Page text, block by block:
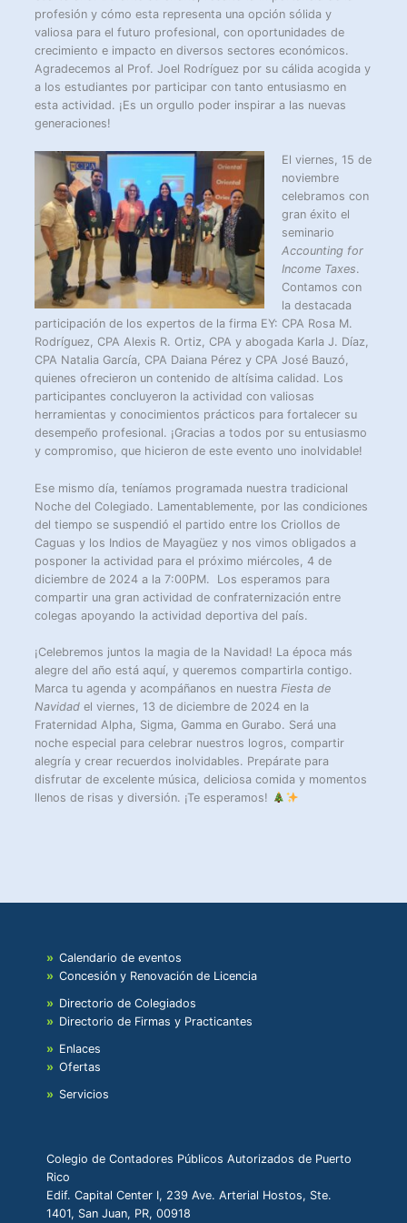
profesión y cómo esta representa una opción sólida y
valiosa para el futuro profesional, con oportunidades de
crecimiento e impacto en diversos sectores económicos.
Agradecemos al Prof. Joel Rodríguez por su cálida acogida y
a los estudiantes por participar con tanto entusiasmo en
esta actividad. ¡Es un orgullo poder inspirar a las nuevas
generaciones!
El viernes, 15 de
noviembre
celebramos con
gran éxito el
seminario
Accounting for
Income Taxes.
Contamos con
la destacada
participación de los expertos de la firma EY: CPA Rosa M.
Rodríguez, CPA Alexis R. Ortiz, CPA y abogada Karla J. Díaz,
CPA Natalia García, CPA Daiana Pérez y CPA José Bauzó,
quienes ofrecieron un contenido de altísima calidad. Los
participantes concluyeron la actividad con valiosas
herramientas y conocimientos prácticos para fortalecer su
desempeño profesional. ¡Gracias a todos por su entusiasmo
y compromiso, que hicieron de este evento uno inolvidable!
Ese mismo día, teníamos programada nuestra tradicional
Noche del Colegiado. Lamentablemente, por las condiciones
del tiempo se suspendió el partido entre los Criollos de
Caguas y los Indios de Mayagüez y nos vimos obligados a
posponer la actividad para el próximo miércoles, 4 de
diciembre de 2024 a la 7:00PM. Los esperamos para
compartir una gran actividad de confraternización entre
colegas apoyando la actividad deportiva del país.
¡Celebremos juntos la magia de la Navidad! La época más
alegre del año está aquí, y queremos compartirla contigo.
Marca tu agenda y acompáñanos en nuestraFiesta de
Navidad el viernes, 13 de diciembre de 2024 en la
Fraternidad Alpha, Sigma, Gamma en Gurabo. Será una
noche especial para celebrar nuestros logros, compartir
alegría y crear recuerdos inolvidables. Prepárate para
disfrutar de excelente música, deliciosa comida y momentos
llenos de risas y diversión. ¡Te esperamos!
Calendario de eventos
Concesión y Renovación de Licencia
Directorio de Colegiados
Directorio de Firmas y Practicantes
Enlaces
Ofertas
Servicios
Colegio de Contadores Públicos Autorizados de Puerto
Rico
Edif. Capital Center I, 239 Ave. Arterial Hostos, Ste.
1401, San Juan, PR, 00918